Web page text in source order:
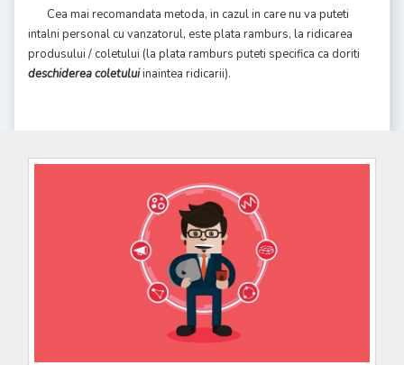
Cea mai recomandata metoda, in cazul in care nu va puteti
intalni personal cu vanzatorul, este plata ramburs, la ridicarea
produsului / coletului (la plata ramburs puteti specifica ca doriti
deschiderea coletuluiinaintea ridicarii).